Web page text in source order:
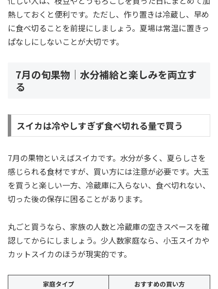
熱しておくと便利です。ただし、作り置きは冷蔵し、早め
に食べ切ることを前提にしましょう。夏場は常温に置きっ
ぱなしにしないことが大切です。
7月の旬果物｜水分補給と楽しみを両立す
る
スイカは冷やしすぎず食べ切れる量で買う
7月の果物といえばスイカです。水分が多く、夏らしさを
感じられる食材ですが、買い方には注意が必要です。大玉
を買うと楽しい一方、冷蔵庫に入らない、食べ切れない、
切った後の保存に困ることがあります。
丸ごと買うなら、家族の人数と冷蔵庫の空きスペースを確
認してからにしましょう。少人数家庭なら、小玉スイカや
カットスイカのほうが現実的です。
家庭タイプ
おすすめの買い方